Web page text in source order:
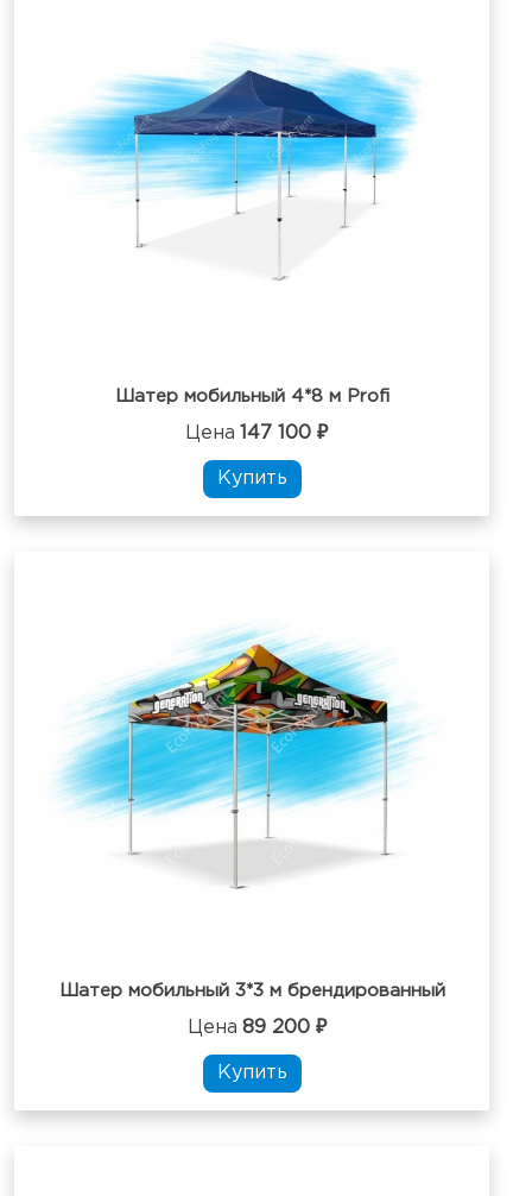
Шатер мобильный 4*8 м Profi
Цена 147 100 ₽
Купить
Шатер мобильный 3*3 м брендированный
Цена 89 200 ₽
Купить